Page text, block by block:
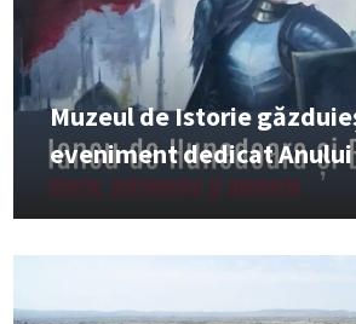
Muzeul de Istorie
eveniment dedicat Anului